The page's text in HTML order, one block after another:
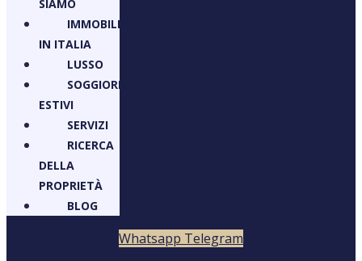
SIAMO
IMMOBILI
IN ITALIA
LUSSO
SOGGIORNI
ESTIVI
SERVIZI
RICERCA
DELLA
PROPRIETÀ
BLOG
Whatsapp Telegram